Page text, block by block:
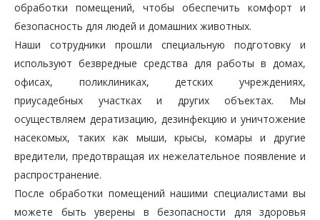
обработки помещений, чтобы обеспечить комфорт и
безопасность для людей и домашних животных.
Наши сотрудники прошли специальную подготовку и
используют безвредные средства для работы в домах,
офисах, поликлиниках, детских учреждениях,
приусадебных участках и других объектах. Мы
осуществляем дератизацию, дезинфекцию и уничтожение
насекомых, таких как мыши, крысы, комары и другие
вредители, предотвращая их нежелательное появление и
распространение.
После обработки помещений нашими специалистами вы
можете быть уверены в безопасности для здоровья